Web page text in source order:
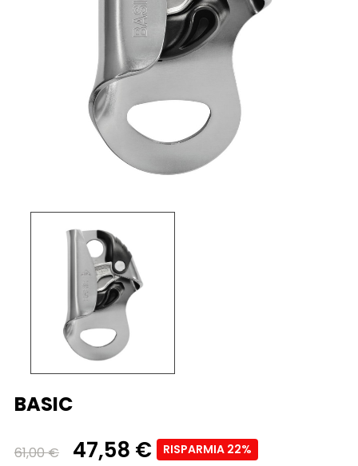
BASIC
61,00 € 47,58 € RISPARMIA 22%